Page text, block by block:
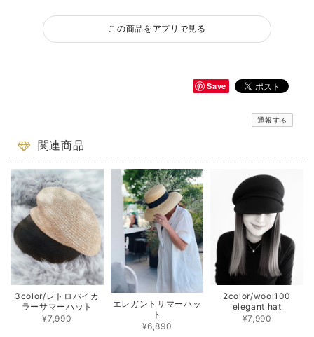
この商品をアプリで見る
Save
通報する
関連商品
3color/レトロバイカ
ラーサマーハット
¥7,990
エレガントサマーハッ
ト
¥6,890
2color/wool100
elegant hat
¥7,990